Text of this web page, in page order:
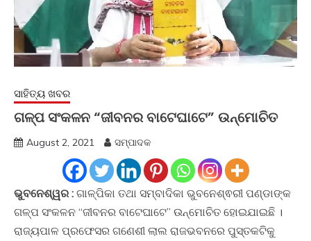
ସାହିତ୍ୟ ଖବର
ଗଳ୍ପ ସଂକଳନ “ଜୀବନର ବାଟେଘାଟେ” ଉନ୍ମୋଚିତ
August 2, 2021 ସମ୍ପାଦକ
ଭୁବନେଶ୍ୱର : ଗାଳ୍ପିକା ତଥା ସମ୍ବାଦିକା ଭୁବନେଶ୍ଵରୀ ପଣ୍ଡାଙ୍କ
ଗଳ୍ପ ସଂକଳନ “ଜୀବନର ବାଟେଘାଟେ” ଉନ୍ମୋଚିତ ହୋଇଯାଇଛି ।
ରାଜ୍ୟପାଳ ପ୍ରଫେସର ଗଣେଶୀ ଲାଲ ରାଜଭବନରେ ପୁସ୍ତକଟିକୁ